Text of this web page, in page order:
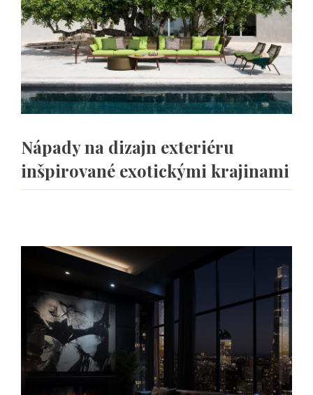
Nápady na dizajn exteriéru
inšpirované exotickými krajinami